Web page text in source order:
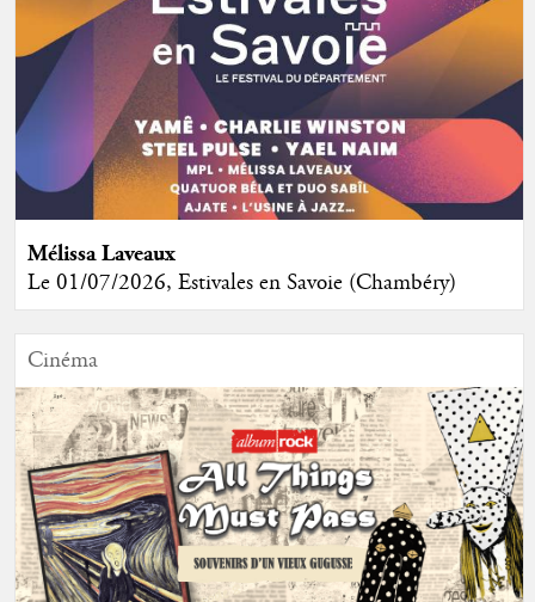
Mélissa Laveaux
Le 01/07/2026, Estivales en Savoie (Chambéry)
Cinéma